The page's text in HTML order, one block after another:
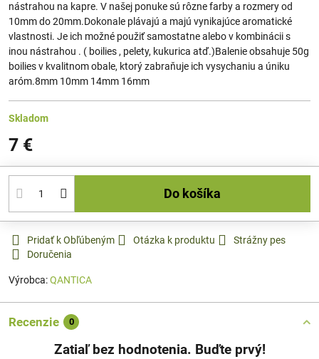
nástrahou na kapre. V našej ponuke sú rôzne farby a rozmery od
10mm do 20mm.Dokonale plávajú a majú vynikajúce aromatické
vlastnosti. Je ich možné použiť samostatne alebo v kombinácii s
inou nástrahou . ( boilies , pelety, kukurica atď.)Balenie obsahuje 50g
boilies v kvalitnom obale, ktorý zabraňuje ich vysychaniu a úniku
aróm.8mm 10mm 14mm 16mm
Skladom
7 €
Do košíka
Pridať k Obľúbeným Otázka k produktu
Strážny pes
Doručenia
Výrobca:QANTICA
Recenzie 0
Zatiaľ bez hodnotenia. Buďte prvý!